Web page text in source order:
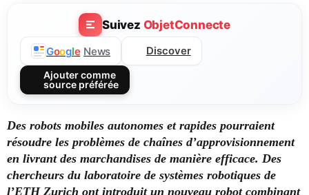
Suivez ObjetConnecte
Google News Discover
Ajouter comme
source préférée
Des robots mobiles autonomes et rapides pourraient
résoudre les problèmes de chaînes d’approvisionnement
en livrant des marchandises de manière efficace. Des
chercheurs du laboratoire de systèmes robotiques de
l’ETH Zurich ont introduit un nouveau robot combinant